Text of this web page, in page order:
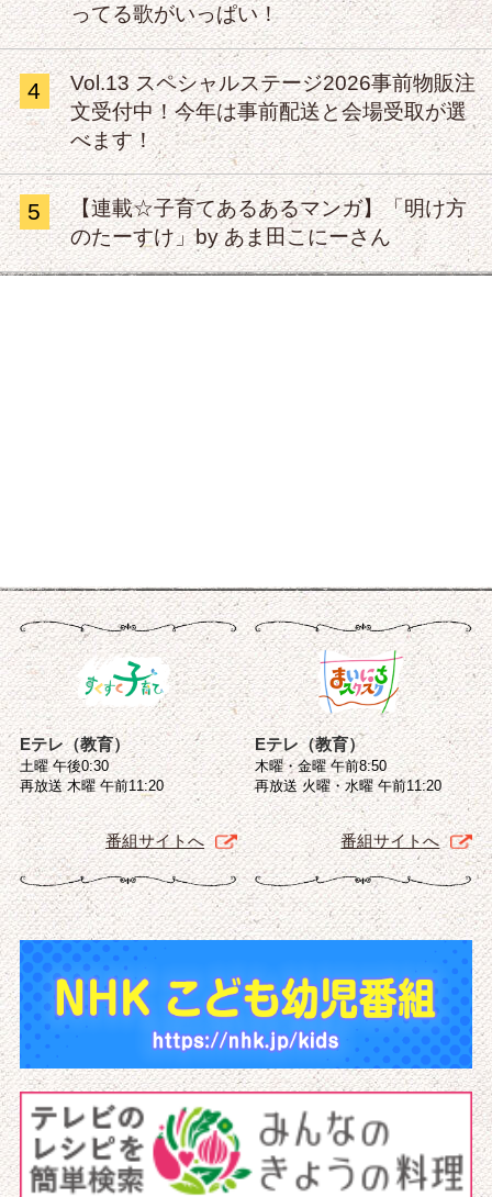
ってる歌がいっぱい！
4
Vol.13 スペシャルステージ2026事前物販注
文受付中！今年は事前配送と会場受取が選
べます！
5
【連載☆子育てあるあるマンガ】「明け方
のたーすけ」by あま田こにーさん
Eテレ（教育）
土曜 午後0:30
再放送 木曜 午前11:20
番組サイトへ
Eテレ（教育）
木曜・金曜 午前8:50
再放送 火曜・水曜 午前11:20
番組サイトへ